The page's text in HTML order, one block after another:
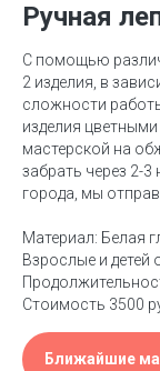
Ручная
С помощью
2 изделия, в
сложности
изделия
мастерской на
забрать через 2-3
города, мы
Материал: Белая
Взрослые и детей
Стоимость 3500
Ближайшие